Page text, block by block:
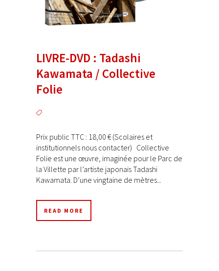
LIVRE-DVD : Tadashi
Kawamata / Collective
Folie
Prix public TTC : 18,00 € (Scolaires et
institutionnels nous contacter) Collective
Folie est une œuvre, imaginée pour le Parc de
la Villette par l’artiste japonais Tadashi
Kawamata. D’une vingtaine de mètres...
READ MORE